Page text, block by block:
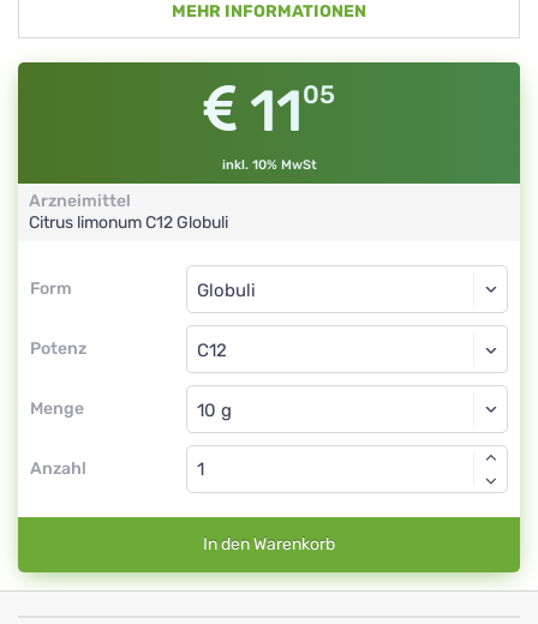
MEHR INFORMATIONEN
1105
inkl. 10% MwSt
Arzneimittel
Citrus limonumC12Globuli
Form
Form
Potenz
Globuli
C12
Menge
Globuli
Anzahl
In den Warenkorb